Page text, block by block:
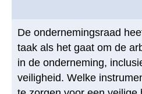
De ondernemingsraad
taak als het gaat om de
in de onderneming,
veiligheid. Welke